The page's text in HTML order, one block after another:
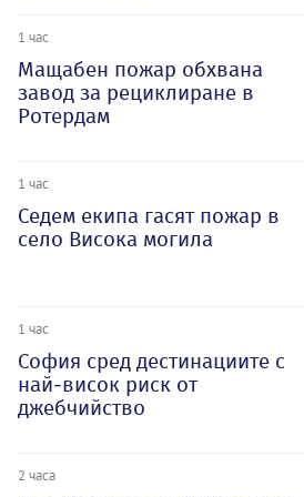
1 час
Мащабен пожар обхвана
завод за рециклиране в
Ротердам
1 час
Седем екипа гасят пожар в
село Висока могила
1 час
София сред дестинациите с
най-висок риск от
джебчийство
2 часа